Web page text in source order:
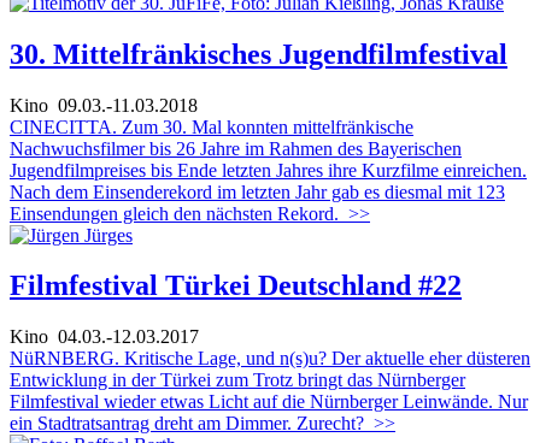
30. Mittelfränkisches Jugendfilmfestival
Kino 09.03.-11.03.2018
CINECITTA. Zum 30. Mal konnten mittelfränkische
Nachwuchsfilmer bis 26 Jahre im Rahmen des Bayerischen
Jugendfilmpreises bis Ende letzten Jahres ihre Kurzfilme einreichen.
Nach dem Einsenderekord im letzten Jahr gab es diesmal mit 123
Einsendungen gleich den nächsten Rekord. >>
Filmfestival Türkei Deutschland #22
Kino 04.03.-12.03.2017
NüRNBERG. Kritische Lage, und n(s)u? Der aktuelle eher düsteren
Entwicklung in der Türkei zum Trotz bringt das Nürnberger
Filmfestival wieder etwas Licht auf die Nürnberger Leinwände. Nur
ein Stadtratsantrag dreht am Dimmer. Zurecht? >>